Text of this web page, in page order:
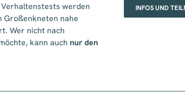
werden
Großenkneten nahe
Wer nicht nach
kann auch nur den
INFOS UND